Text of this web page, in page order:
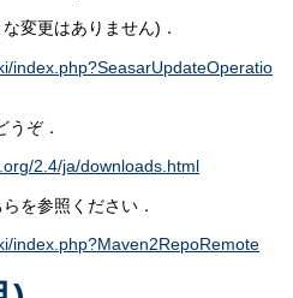
変更はありません)．
index.php?SeasarUpdateOperatio
うぞ．
2.4/ja/downloads.html
を参照ください．
index.php?Maven2RepoRemote